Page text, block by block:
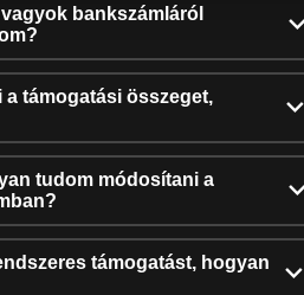
bankszámláról
támogatási összeget,
tudom módosítani a
támogatást, hogyan